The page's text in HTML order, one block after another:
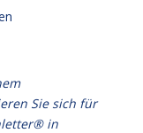
Sie sich für
in